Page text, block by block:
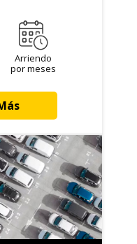
Arriendo
por meses